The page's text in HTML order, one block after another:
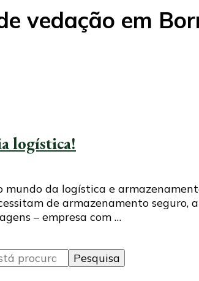
vedação em
logística!
da logística e
de armazenamento
– empresa com …